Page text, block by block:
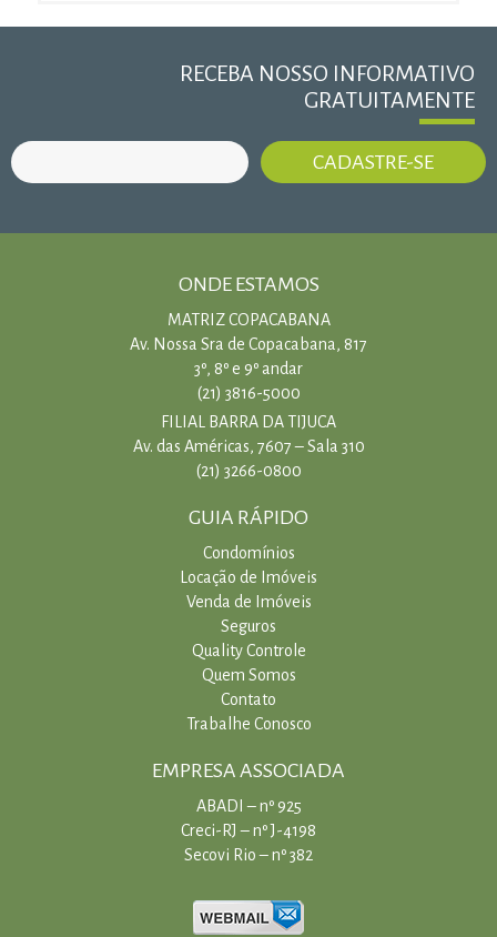
RECEBA NOSSO INFORMATIVO
GRATUITAMENTE
ONDE ESTAMOS
MATRIZ COPACABANA
Av. Nossa Sra de Copacabana, 817
3º, 8º e 9º andar
(21) 3816-5000
FILIAL BARRA DA TIJUCA
Av. das Américas, 7607 – Sala 310
(21) 3266-0800
GUIA RÁPIDO
Condomínios
Locação de Imóveis
Venda de Imóveis
Seguros
Quality Controle
Quem Somos
Contato
Trabalhe Conosco
EMPRESA ASSOCIADA
ABADI – nº 925
Creci-RJ – nº J-4198
Secovi Rio – nº 382